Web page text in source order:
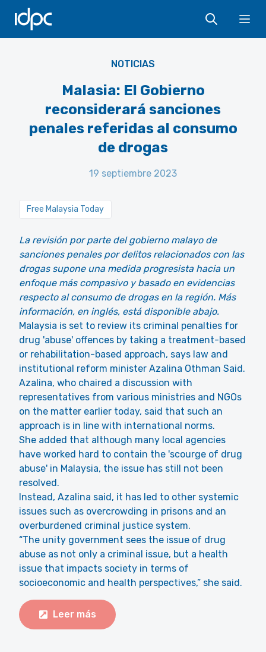
IDPC
NOTICIAS
Malasia: El Gobierno
reconsiderará sanciones
penales referidas al consumo
de drogas
19 septiembre 2023
Free Malaysia Today
La revisión por parte del gobierno malayo de
sanciones penales por delitos relacionados con las
drogas supone una medida progresista hacia un
enfoque más compasivo y basado en evidencias
respecto al consumo de drogas en la región. Más
información, en inglés, está disponible abajo.
Malaysia is set to review its criminal penalties for
drug 'abuse' offences by taking a treatment-based
or rehabilitation-based approach, says law and
institutional reform minister Azalina Othman Said.
Azalina, who chaired a discussion with
representatives from various ministries and NGOs
on the matter earlier today, said that such an
approach is in line with international norms.
She added that although many local agencies
have worked hard to contain the 'scourge of drug
abuse' in Malaysia, the issue has still not been
resolved.
Instead, Azalina said, it has led to other systemic
issues such as overcrowding in prisons and an
overburdened criminal justice system.
“The unity government sees the issue of drug
abuse as not only a criminal issue, but a health
issue that impacts society in terms of
socioeconomic and health perspectives,” she said.
Leer más